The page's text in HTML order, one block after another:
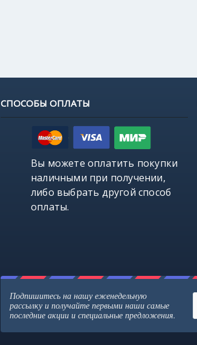
СПОСОБЫ ОПЛАТЫ
Вы можете оплатить покупки
наличными при получении,
либо выбрать другой способ
оплаты.
Подпишитесь на нашу еженедельную
рассылку и получайте первыми наши самые
последние акции и специальные предложения.